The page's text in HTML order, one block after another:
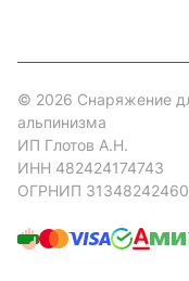
© 2026 Снаряжение
альпинизма
ИП Глотов А.Н.
ИНН 482424174743
ОГРНИП